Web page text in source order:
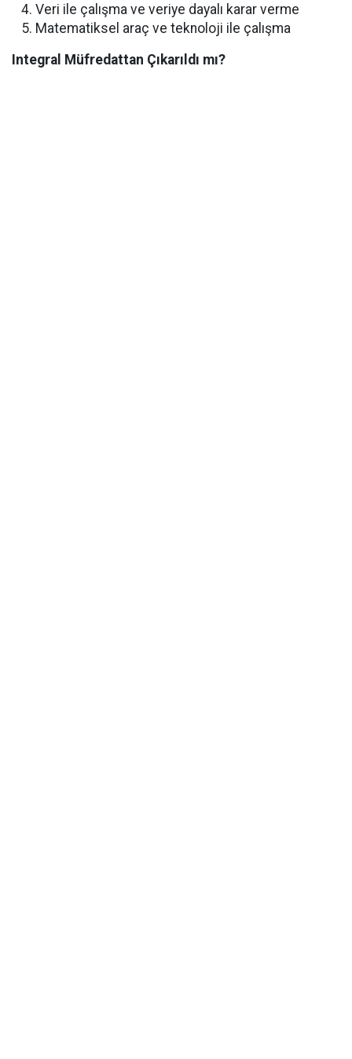
Veri ile çalışma ve veriye dayalı karar verme
Matematiksel araç ve teknoloji ile çalışma
Integral Müfredattan Çıkarıldı mı?